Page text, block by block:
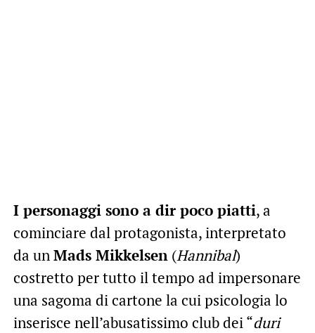
I personaggi sono a dir poco piatti, a
cominciare dal protagonista, interpretato
da unMads Mikkelsen(Hannibal)
costretto per tutto il tempo ad impersonare
una sagoma di cartone la cui psicologia lo
inserisce nell’abusatissimo club dei “duri